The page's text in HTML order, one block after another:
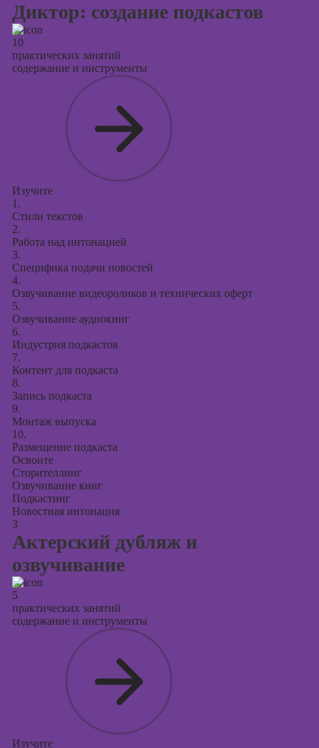
Диктор: создание подкастов
10
практических занятий
содержание и инструменты
Изучите
1.
Стили текстов
2.
Работа над интонацией
3.
Специфика подачи новостей
4.
Озвучивание видеороликов и технических оферт
5.
Озвучивание аудиокниг
6.
Индустрия подкастов
7.
Контент для подкаста
8.
Запись подкаста
9.
Монтаж выпуска
10.
Размещение подкаста
Освоите
Сторителлинг
Озвучивание книг
Подкастинг
Новостная интонация
3
Актерский дубляж и
озвучивание
5
практических занятий
содержание и инструменты
Изучите